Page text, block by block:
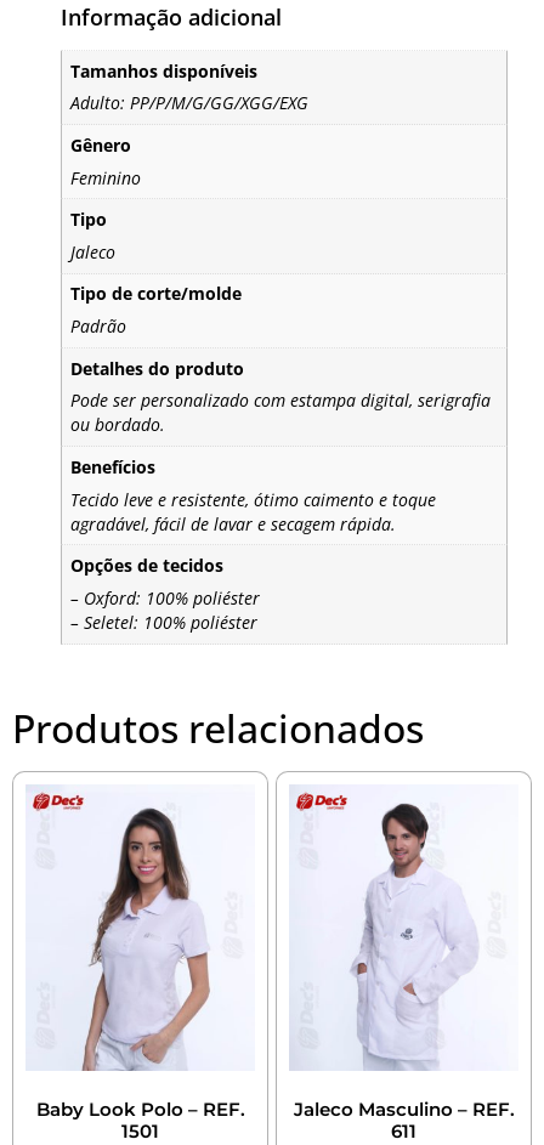
Informação adicional
Tamanhos disponíveis
Adulto: PP/P/M/G/GG/XGG/EXG
Gênero
Feminino
Tipo
Jaleco
Tipo de corte/molde
Padrão
Detalhes do produto
Pode ser personalizado com estampa digital, serigrafia
ou bordado.
Benefícios
Tecido leve e resistente, ótimo caimento e toque
agradável, fácil de lavar e secagem rápida.
Opções de tecidos
– Oxford: 100% poliéster
– Seletel: 100% poliéster
Produtos relacionados
Baby Look Polo – REF.
1501
Jaleco Masculino – REF.
611